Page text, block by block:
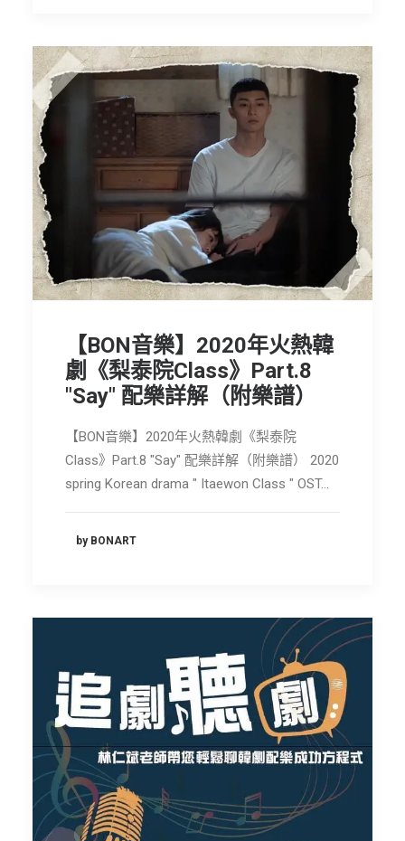
【BON音樂】2020年火熱韓
劇《梨泰院Class》Part.8
"Say" 配樂詳解（附樂譜）
【BON音樂】2020年火熱韓劇《梨泰院
Class》Part.8 "Say" 配樂詳解（附樂譜） 2020
spring Korean drama " Itaewon Class " OST…
by BONART